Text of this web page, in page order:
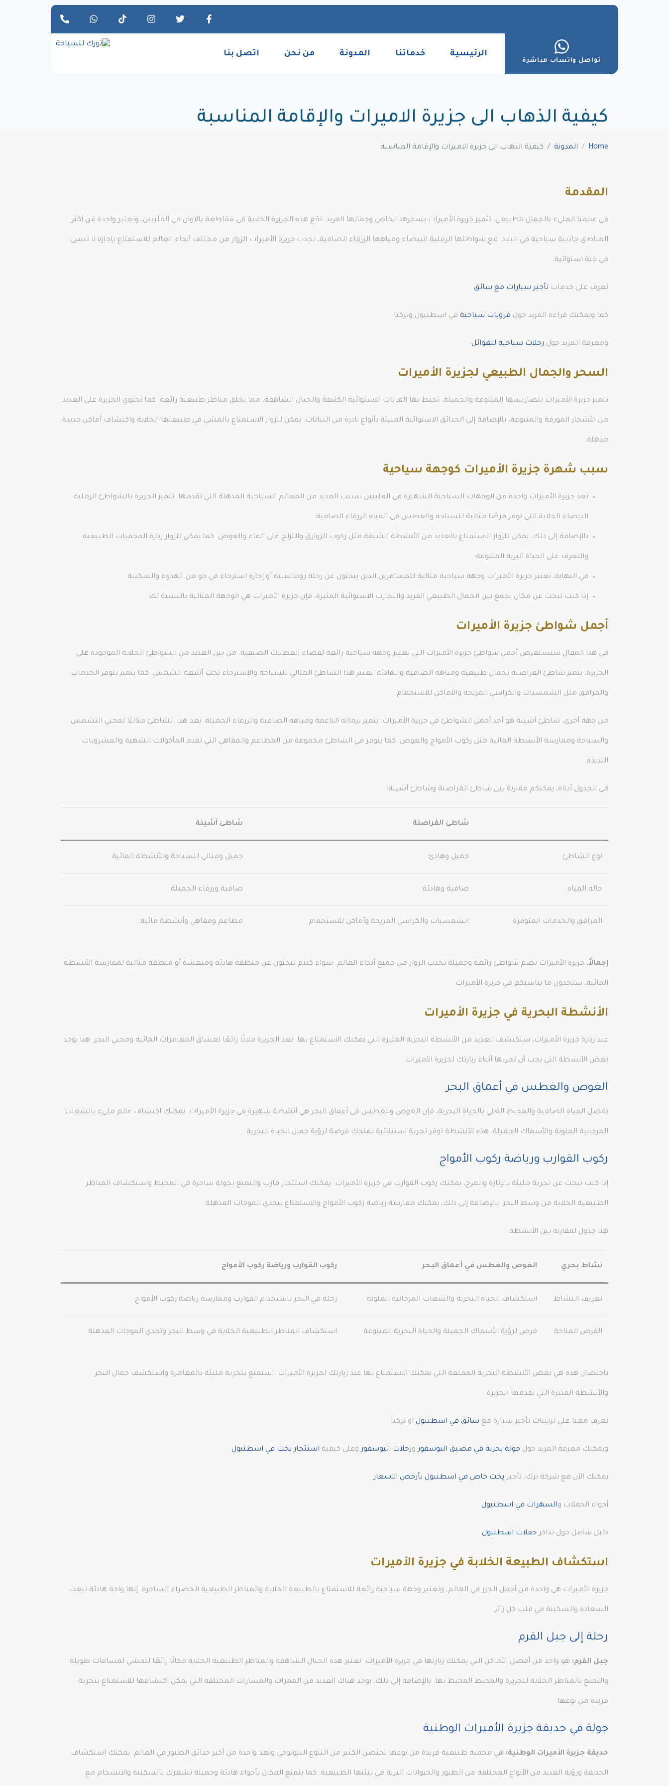
تواصل واتساب مباشرة
الرئيسية خدماتنا المدونة من نحن اتصل بنا
كيفية الذهاب الى جزيرة الاميرات والإقامة المناسبة
Home المدونة كيفية الذهاب الى جزيرة الاميرات والإقامة المناسبة
المقدمة
في عالمنا المليء بالجمال الطبيعي، تتميز جزيرة الأميرات بسحرها الخاص وجمالها الفريد. تقع هذه الجزيرة الخلابة في مقاطعة بالاوان في الفليبين، وتعتبر واحدة من أكثر
المناطق جاذبية سياحية في البلاد. مع شواطئها الرملية البيضاء ومياهها الزرقاء الصافية، تجذب جزيرة الأميرات الزوار من مختلف أنحاء العالم للاستمتاع بإجازة لا تنسى
في جنة استوائية.
تعرف على خدمات تأجير سيارات مع سائق
كما ويمكنك قراءة المزيد حول قروبات سياحية في اسطنبول وتركيا
ومعرفة المزيد حول رحلات سياحية للعوائل
السحر والجمال الطبيعي لجزيرة الأميرات
تتميز جزيرة الأميرات بتضاريسها المتنوعة والجميلة. تحيط بها الغابات الاستوائية الكثيفة والجبال الشاهقة، مما يخلق مناظر طبيعية رائعة. كما تحتوي الجزيرة على العديد
من الأشجار المورقة والمتنوعة، بالإضافة إلى الحدائق الاستوائية المليئة بأنواع نادرة من النباتات. يمكن للزوار الاستمتاع بالمشي في طبيعتها الخلابة واكتشاف أماكن جديدة
مذهلة.
سبب شهرة جزيرة الأميرات كوجهة سياحية
تعد جزيرة الأميرات واحدة من الوجهات السياحية الشهيرة في الفليبين بسبب العديد من المعالم السياحية المذهلة التي تقدمها. تتميز الجزيرة بالشواطئ الرملية
البيضاء الخلابة التي توفر فرصًا مثالية للسباحة والغطس في المياه الزرقاء الصافية.
بالإضافة إلى ذلك، يمكن للزوار الاستمتاع بالعديد من الأنشطة الشيقة مثل ركوب الزوارق والتزلج على الماء والغوص. كما يمكن للزوار زيارة المحميات الطبيعية
والتعرف على الحياة البرية المتنوعة.
في النهاية، تعتبر جزيرة الأميرات وجهة سياحية مثالية للمسافرين الذين يبحثون عن رحلة رومانسية أو إجازة استرخاء في جو من الهدوء والسكينة.
إذا كنت تبحث عن مكان يجمع بين الجمال الطبيعي الفريد والتجارب الاستوائية المثيرة، فإن جزيرة الأميرات هي الوجهة المثالية بالنسبة لك.
أجمل شواطئ جزيرة الأميرات
في هذا المقال سنستعرض أجمل شواطئ جزيرة الأميرات التي تعتبر وجهة سياحية رائعة لقضاء العطلات الصيفية. من بين العديد من الشواطئ الخلابة الموجودة على
الجزيرة، يتميز شاطئ القراصنة بجمال طبيعته ومياهه الصافية والهادئة. يعتبر هذا الشاطئ المثالي للسباحة والاسترخاء تحت أشعة الشمس. كما يتميز بتوفر الخدمات
والمرافق مثل الشمسيات والكراسي المريحة والأماكن للاستحمام.
من جهة أخرى، شاطئ آشينة هو أحد أجمل الشواطئ في جزيرة الأميرات. يتميز برماله الناعمة ومياهه الصافية والزرقاء الجميلة. يعد هذا الشاطئ مثاليًا لمحبي التشمس
والسباحة وممارسة الأنشطة المائية مثل ركوب الأمواج والغوص. كما يتوفر في الشاطئ مجموعة من المطاعم والمقاهي التي تقدم المأكولات الشهية والمشروبات
اللذيذة.
في الجدول أدناه، يمكنكم مقارنة بين شاطئ القراصنة وشاطئ آشينة:
شاطئ القراصنة شاطئ آشينة
نوع الشاطئ جميل وهادئ جميل ومثالي للسباحة والأنشطة المائية
حالة المياه صافية وهادئة صافية وزرقاء الجميلة
المرافق والخدمات المتوفرة الشمسيات والكراسي المريحة وأماكن للاستحمام مطاعم ومقاهي وأنشطة مائية
إجمالاً، جزيرة الأميرات تضم شواطئ رائعة وجميلة تجذب الزوار من جميع أنحاء العالم. سواء كنتم تبحثون عن منطقة هادئة ومنعشة أو منطقة مثالية لممارسة الأنشطة
المائية، ستجدون ما يناسبكم في جزيرة الأميرات
الأنشطة البحرية في جزيرة الأميرات
عند زيارة جزيرة الأميرات، ستكتشف العديد من الأنشطة البحرية المثيرة التي يمكنك الاستمتاع بها. تعد الجزيرة ملاذًا رائعًا لعشاق المغامرات المائية ومحبي البحر. هنا يوجد
بعض الأنشطة التي يجب أن تجربها أثناء زيارتك لجزيرة الأميرات.
الغوص والغطس في أعماق البحر
بفضل المياه الصافية والمحيط الغني بالحياة البحرية، فإن الغوص والغطس في أعماق البحر هي أنشطة شهيرة في جزيرة الأميرات. يمكنك اكتشاف عالم مليء بالشعاب
المرجانية الملونة والأسماك الجميلة. هذه الأنشطة توفر تجربة استثنائية تمنحك فرصة لرؤية جمال الحياة البحرية.
ركوب القوارب ورياضة ركوب الأمواج
إذا كنت تبحث عن تجربة مليئة بالإثارة والمرح، يمكنك ركوب القوارب في جزيرة الأميرات. يمكنك استئجار قارب والتمتع بجولة ساحرة في المحيط واستكشاف المناظر
الطبيعية الخلابة من وسط البحر. بالإضافة إلى ذلك، يمكنك ممارسة رياضة ركوب الأمواج والاستمتاع بتحدي الموجات المذهلة.
هنا جدول لمقارنة بين الأنشطة:
نشاط بحري الغوص والغطس في أعماق البحر ركوب القوارب ورياضة ركوب الأمواج
تعريف النشاط استكشاف الحياة البحرية والشعاب المرجانية الملونة رحلة في البحر باستخدام القوارب وممارسة رياضة ركوب الأمواج
الفرص المتاحة فرص لرؤية الأسماك الجميلة والحياة البحرية المتنوعة استكشاف المناظر الطبيعية الخلابة في وسط البحر وتحدي الموجات المذهلة
باختصار، هذه هي بعض الأنشطة البحرية الممتعة التي يمكنك الاستمتاع بها عند زيارتك لجزيرة الأميرات. استمتع بتجربة مليئة بالمغامرة واستكشف جمال البحر
والأنشطة المثيرة التي تقدمها الجزيرة.
تعرف معنا على ترتيبات تأجير سيارة مع سائق في اسطنبول او تركيا.
ويمكنك معرفة المزيد حول جولة بحرية في مضيق البوسفورورحلات البوسفوروعلى كيفية استئجار يخت في اسطنبول
يمكنك الآن مع شركة ترك، تأجير يخت خاص في اسطنبول بأرخص الاسعار
أجواء الحفلات والسهرات في اسطنبول
دليل شامل حول تذاكر حفلات اسطنبول
استكشاف الطبيعة الخلابة في جزيرة الأميرات
جزيرة الأميرات هي واحدة من أجمل الجزر في العالم، وتعتبر وجهة سياحية رائعة للاستمتاع بالطبيعة الخلابة والمناظر الطبيعية الخضراء الساحرة. إنها واحة هادئة تبعث
السعادة والسكينة في قلب كل زائر.
رحلة إلى جبل القرم
جبل القرم: هو واحد من أفضل الأماكن التي يمكنك زيارتها في جزيرة الأميرات. تعتبر هذه الجبال الشاهقة والمناظر الطبيعية الخلابة مكانًا رائعًا للمشي لمسافات طويلة
والتمتع بالمناظر الخلابة للجزيرة والمحيط المحيط بها. بالإضافة إلى ذلك، يوجد هناك العديد من الممرات والمسارات المختلفة التي يمكن اكتشافها للاستمتاع بتجربة
فريدة من نوعها.
جولة في حديقة جزيرة الأميرات الوطنية
حديقة جزيرة الأميرات الوطنية: هي محمية طبيعية فريدة من نوعها تحتضن الكثير من التنوع البيولوجي وتعد واحدة من أكبر حدائق الطيور في العالم. يمكنك استكشاف
الحديقة ورؤية العديد من الأنواع المختلفة من الطيور والحيوانات البرية في بيئتها الطبيعية. كما يتمتع المكان بأجواء هادئة وجميلة تشعرك بالسكينة والانسجام مع